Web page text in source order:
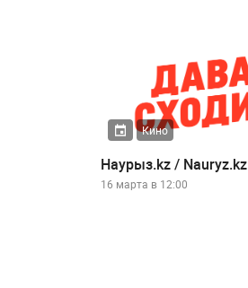
Кино
Наурыз.kz / Nauryz.kz
16 марта в 12:00